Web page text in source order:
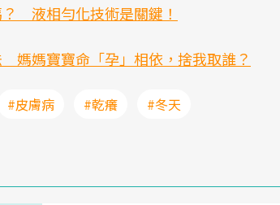
液相勻化技術是關鍵！
媽媽寶寶命「孕」相依，捨我取誰？
#皮膚病 #乾癢 #冬天